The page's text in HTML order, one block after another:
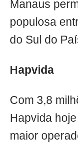
Manaus
populosa
do Sul do
Hapvida
Com 3,8
Hapvida
maior